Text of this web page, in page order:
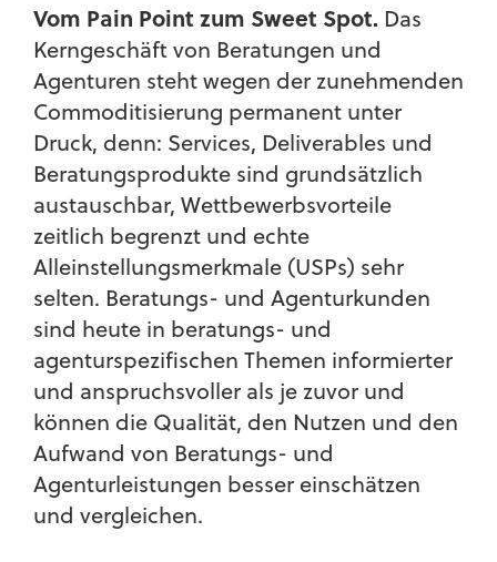
Vom Pain Point zum Sweet Spot. Das
Kerngeschäft von Beratungen und
Agenturen steht wegen der zunehmenden
Commoditisierung permanent unter
Druck, denn: Services, Deliverables und
Beratungsprodukte sind grundsätzlich
austauschbar, Wettbewerbsvorteile
zeitlich begrenzt und echte
Alleinstellungsmerkmale (USPs) sehr
selten. Beratungs- und Agenturkunden
sind heute in beratungs- und
agenturspezifischen Themen informierter
und anspruchsvoller als je zuvor und
können die Qualität, den Nutzen und den
Aufwand von Beratungs- und
Agenturleistungen besser einschätzen
und vergleichen.